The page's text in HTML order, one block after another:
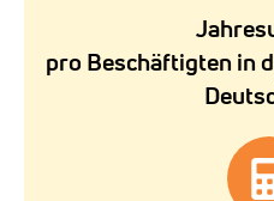
pro Beschäftigten in